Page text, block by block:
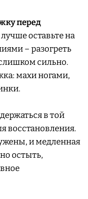
перед
оставьте на
– разогреть
сильно.
махи ногами,
в той
восстановления.
и медленная
остыть,